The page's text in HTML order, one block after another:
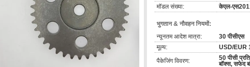
मॉडल संख्या:
केएल-
भुगतान & नौवहन नियमों:
न्यूनतम आदेश मात्रा:
30 पीसीएस
मूल्य:
USD/EUR
पैकेजिंग विवरण:
50 पीसी
बॉक्स, सफेद